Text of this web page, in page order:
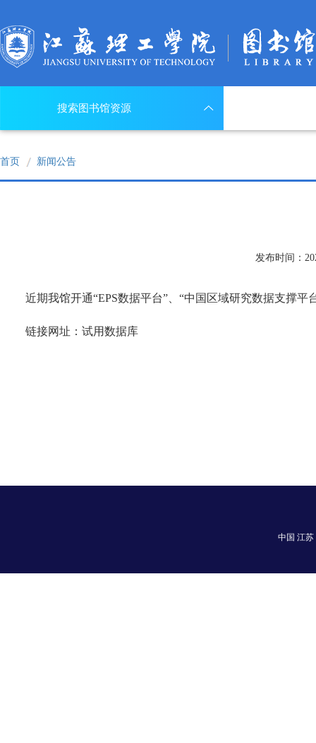
搜索图书馆资源
首页 新闻公告
发布时间：
近期我馆开通“EPS数据平台”、“中国区域研究数据支撑平
链接网址： 试用数据库
中国 江苏